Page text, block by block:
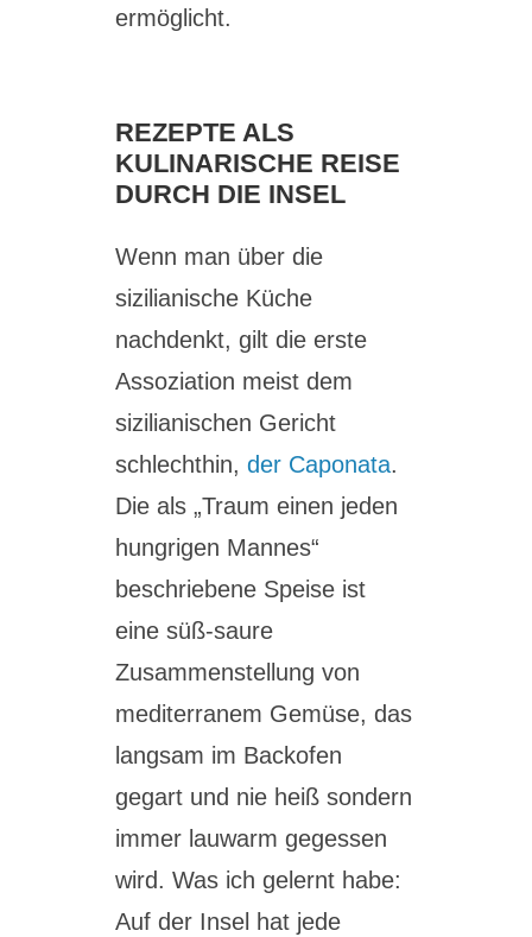
ermöglicht.
REZEPTE ALS
KULINARISCHE REISE
DURCH DIE INSEL
Wenn man über die
sizilianische Küche
nachdenkt, gilt die erste
Assoziation meist dem
sizilianischen Gericht
schlechthin,der Caponata.
Die als „Traum einen jeden
hungrigen Mannes“
beschriebene Speise ist
eine süß-saure
Zusammenstellung von
mediterranem Gemüse, das
langsam im Backofen
gegart und nie heiß sondern
immer lauwarm gegessen
wird. Was ich gelernt habe:
Auf der Insel hat jede